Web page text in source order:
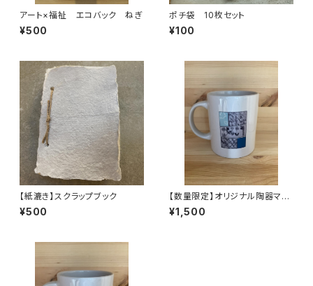
アート×福祉 エコバック ねぎ
¥500
ポチ袋 10枚セット
¥100
【紙漉き】スクラップブック
¥500
【数量限定】オリジナル陶器マグ
カップM：漫画風
¥1,500